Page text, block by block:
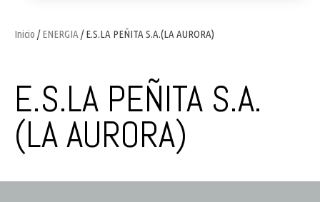
Inicio /ENERGIA / E.S.LA PEÑITA S.A.(LA AURORA)
E.S.LA PEÑITA S.A.
(LA AURORA)